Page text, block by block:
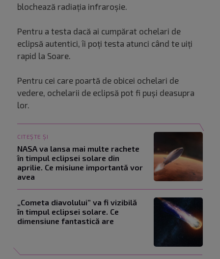
blochează radiația infraroșie.
Pentru a testa dacă ai cumpărat ochelari de
eclipsă autentici, îi poți testa atunci când te uiți
rapid la Soare.
Pentru cei care poartă de obicei ochelari de
vedere, ochelarii de eclipsă pot fi puși deasupra
lor.
CITEȘTE ȘI
NASA va lansa mai multe rachete
în timpul eclipsei solare din
aprilie. Ce misiune importantă vor
avea
„Cometa diavolului” va fi vizibilă
în timpul eclipsei solare. Ce
dimensiune fantastică are